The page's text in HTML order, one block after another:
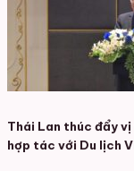
Thái Lan thúc đẩy
hợp tác với Du lịch